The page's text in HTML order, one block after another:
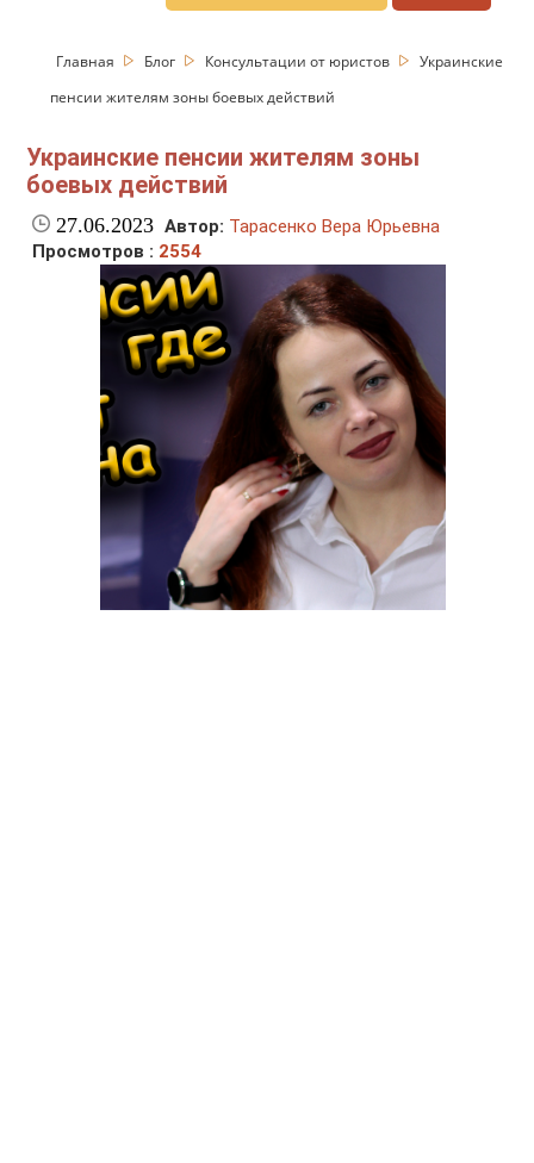
Главная Блог Консультации от юристов
Украинские
пенсии жителям зоны боевых действий
Украинские пенсии жителям зоны
боевых действий
27.06.2023 Автор: Тарасенко Вера Юрьевна
Просмотров : 2554